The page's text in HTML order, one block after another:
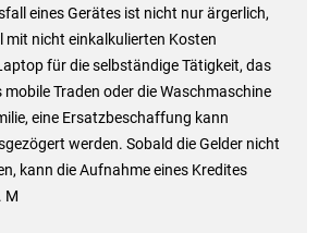
eines Gerätes ist nicht nur ärgerlich,
mit nicht einkalkulierten Kosten
für die selbständige Tätigkeit, das
Traden oder die Waschmaschine
eine Ersatzbeschaffung kann
werden. Sobald die Gelder nicht
kann die Aufnahme eines Kredites
M